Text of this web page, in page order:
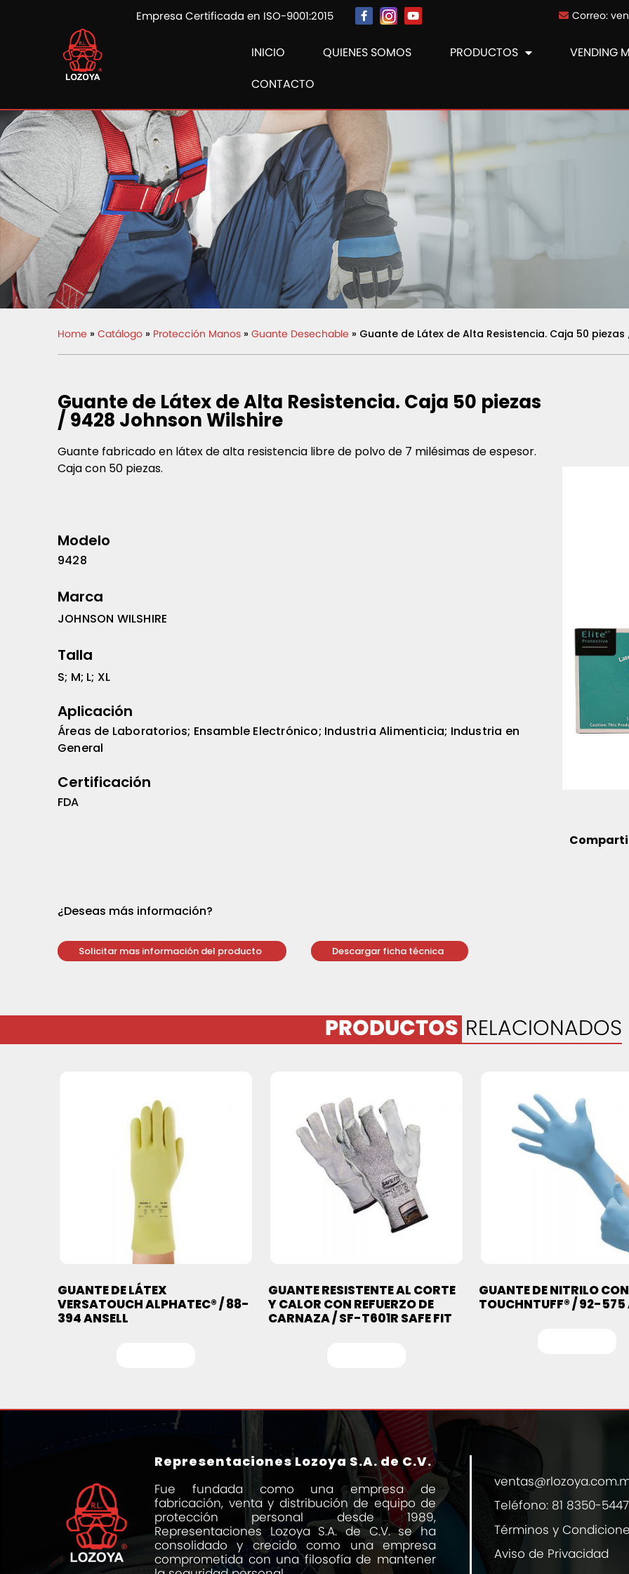
Empresa Certificada en ISO-9001:2015 Correo:
INICIO QUIENES SOMOS PRODUCTOS
VENDING
CONTACTO
Home » Catálogo » Protección Manos » Guante Desechable » Guante de Látex de Alta Resistencia. Caja 50
Guante de Látex de Alta Resistencia. Caja 50 piezas
/ 9428 Johnson Wilshire
Guante fabricado en látex de alta resistencia libre de polvo de 7 milésimas de espesor.
Caja con 50 piezas.
Modelo
9428
Marca
JOHNSON WILSHIRE
Talla
S; M; L; XL
Aplicación
Áreas de Laboratorios; Ensamble Electrónico; Industria Alimenticia; Industria en
General
Certificación
FDA
¿Deseas más información?
Solicitar mas información del producto Descargar ficha técnica
PRODUCTOS RELACIONADOS
GUANTE DE LÁTEX
VERSATOUCH ALPHATEC® / 88-
394 ANSELL
GUANTE RESISTENTE AL CORTE
Y CALOR CON REFUERZO DE
CARNAZA / SF-T601R SAFE FIT
GUANTE DE NITRILO
TOUCHNTUFF® / 92-575
Representaciones Lozoya S.A. de C.V.
Fue fundada como una empresa de
fabricación, venta y distribución de equipo de
protección personal desde 1989,
Representaciones Lozoya S.A. de C.V. se ha
consolidado y crecido como una empresa
comprometida con una filosofía de mantener
Teléfono: 81 8350-5447
Términos y
Aviso de Privacidad